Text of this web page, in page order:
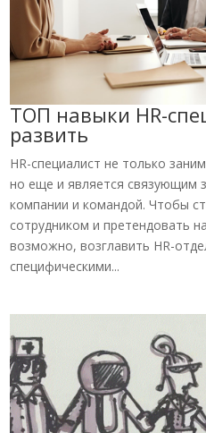
ТОП навыки HR-
развить
HR-специалист не только
но еще и является связующим
компании и командой. Чтобы
сотрудником и претендовать
возможно, возглавить HR-
специфическими...